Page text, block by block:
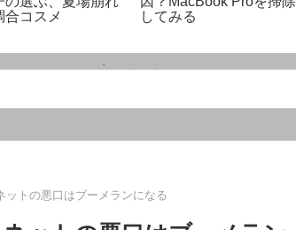
合コスメ
してみる
ットの悪口はブーメランになる